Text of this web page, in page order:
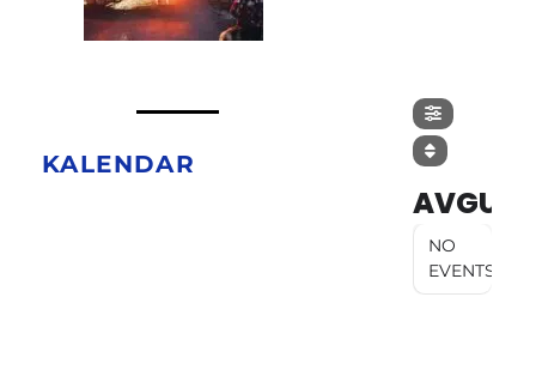
KALENDAR
AVGUST
NO
EVENTS